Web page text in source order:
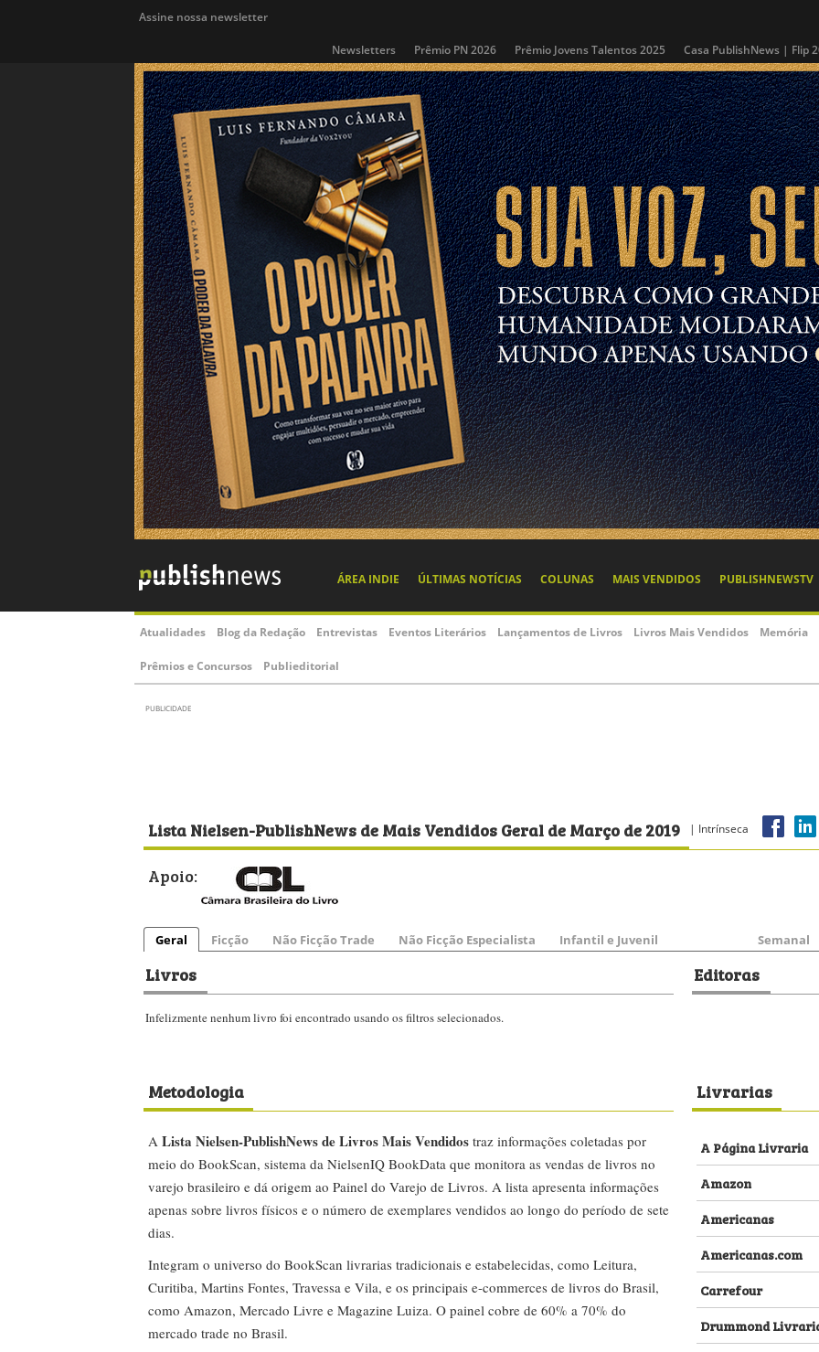
Assine nossa newsletter
Newsletters Prêmio PN 2026 Prêmio Jovens Talentos 2025 Casa PublishNews | Flip
ÁREA INDIE ÚLTIMAS NOTÍCIAS COLUNAS MAIS VENDIDOS PUBLISHNEWSTV
Atualidades Blog da Redação Entrevistas Eventos Literários Lançamentos de Livros Livros Mais Vendidos Memória
Prêmios e Concursos Publieditorial
PUBLICIDADE
Lista Nielsen-PublishNews de Mais Vendidos Geral de Março de 2019 | Intrínseca
Apoio:
Geral Ficção Não Ficção Trade Não Ficção Especialista Infantil e Juvenil Semanal
Livros
Infelizmente nenhum livro foi encontrado usando os filtros selecionados.
Editoras
Metodologia
A Lista Nielsen-PublishNews de Livros Mais Vendidos traz informações coletadas por
meio do BookScan, sistema da NielsenIQ BookData que monitora as vendas de livros no
varejo brasileiro e dá origem ao Painel do Varejo de Livros. A lista apresenta informações
apenas sobre livros físicos e o número de exemplares vendidos ao longo do período de sete
dias.
Integram o universo do BookScan livrarias tradicionais e estabelecidas, como Leitura,
Curitiba, Martins Fontes, Travessa e Vila, e os principais e-commerces de livros do Brasil,
como Amazon, Mercado Livre e Magazine Luiza. O painel cobre de 60% a 70% do
mercado trade no Brasil.
Livrarias
A Página Livraria
Amazon
Americanas
Americanas.com
Carrefour
Drummond